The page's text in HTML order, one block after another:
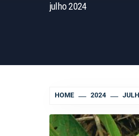
julho 2024
HOME 2024